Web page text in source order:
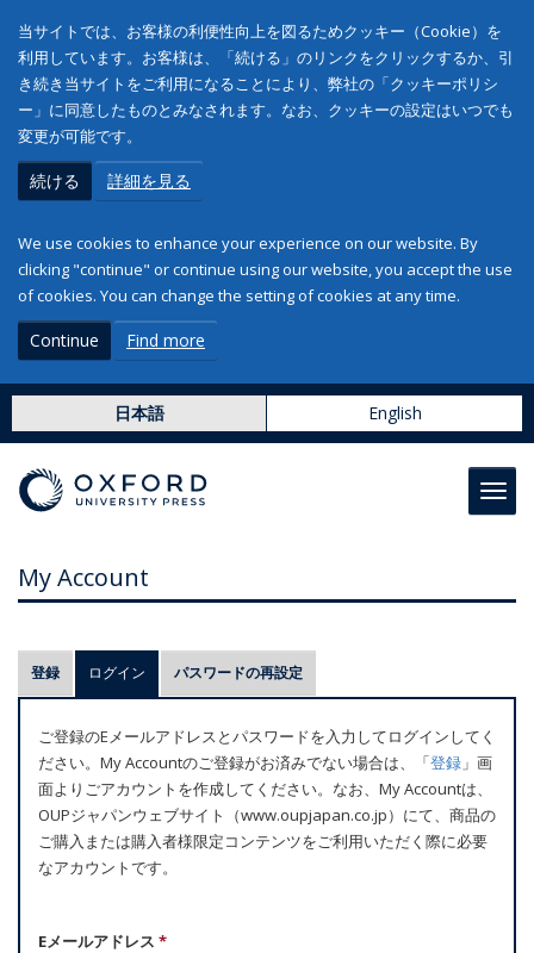
当サイトでは、お客様の利便性向上を図るためクッキー（Cookie）を
利用しています。お客様は、「続ける」のリンクをクリックするか、引
き続き当サイトをご利用になることにより、弊社の「クッキーポリシ
ー」に同意したものとみなされます。なお、クッキーの設定はいつでも
変更が可能です。
続ける 詳細を見る
We use cookies to enhance your experience on our website. By
clicking "continue" or continue using our website, you accept the use
of cookies. You can change the setting of cookies at any time.
Continue Find more
日本語 English
My Account
プ
ラ
マ
リ
ー
タ
ブ
登録 ログイン (アクティブなタブ)
パスワードの再設定
ご登録のEメールアドレスとパスワードを入力してログインしてく
ださい。My Accountのご登録がお済みでない場合は、「登録 」画
面よりごアカウントを作成してください。なお、My Accountは、
OUPジャパンウェブサイト（www.oupjapan.co.jp）にて、商品の
ご購入または購入者様限定コンテンツをご利用いただく際に必要
なアカウントです。
Eメールアドレス *